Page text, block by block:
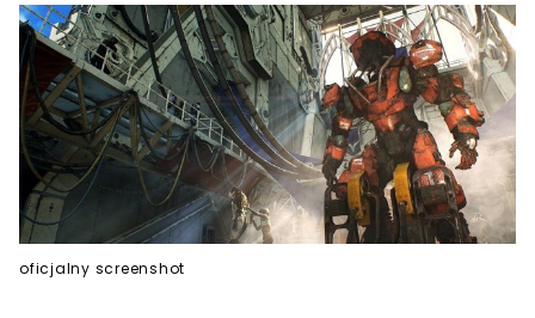
oficjalny screenshot